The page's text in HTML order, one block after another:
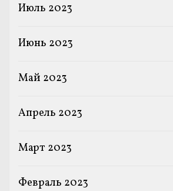
Июль 2023
Июнь 2023
Май 2023
Апрель 2023
Март 2023
Февраль 2023